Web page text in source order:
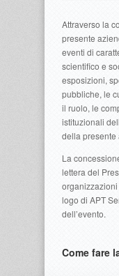
Attraverso la
presente
eventi di
scientifico e
esposizioni,
pubbliche, le
il ruolo, le
istituzionali
della presente
La
lettera del
logo di APT
dell’evento.
Come fare